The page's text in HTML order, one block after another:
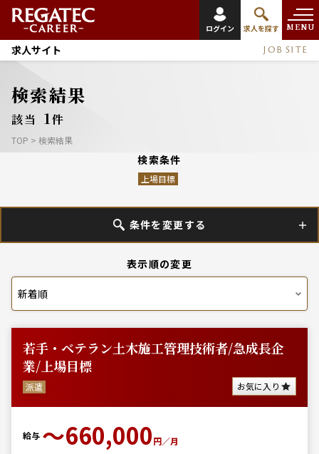
ログイン 求人を探す MENU
求人サイト JOB SITE
検索結果
該当 1件
TOP > 検索結果
検索条件
上場目標
条件を変更する
表示順の変更
若手・ベテラン土木施工管理技術者/急成長企
業/上場目標
派遣 お気に入り
給与 〜660,000円／月